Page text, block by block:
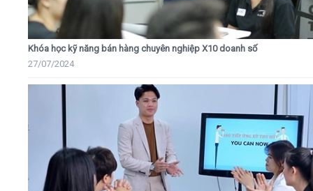
Khóa học kỹ năng bán hàng chuyên nghiệp X10 doanh số
27/07/2024